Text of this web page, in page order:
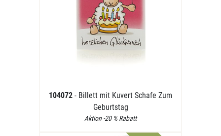
104072 - Billett mit Kuvert Schafe Zum
Geburtstag
Aktion -20 % Rabatt